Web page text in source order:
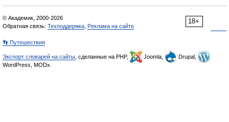
18+
© Академик, 2000-2026
Обратная связь: Техподдержка Реклама на сайте
👣 Путешествия
Экспорт словарей на сайты , сделанные на PHP, Joomla,
Drupal,
WordPress, MODx.